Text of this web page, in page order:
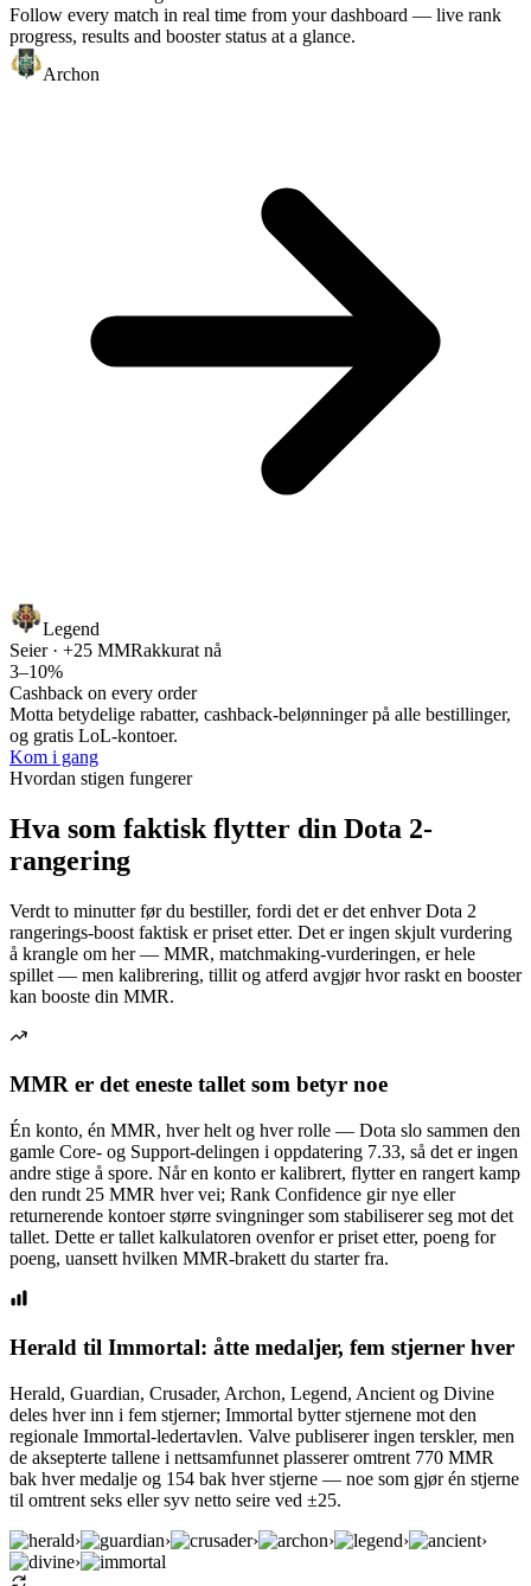
Follow every match in real time from your dashboard — live rank
progress, results and booster status at a glance.
Archon
Legend
Seier · +25 MMRakkurat nå
3–10%
Cashback on every order
Motta betydelige rabatter, cashback-belønninger på alle bestillinger,
og gratis LoL-kontoer.
Kom i gang
Hvordan stigen fungerer
Hva som faktisk flytter din Dota 2-
rangering
Verdt to minutter før du bestiller, fordi det er det enhver Dota 2
rangerings-boost faktisk er priset etter. Det er ingen skjult vurdering
å krangle om her — MMR, matchmaking-vurderingen, er hele
spillet — men kalibrering, tillit og atferd avgjør hvor raskt en booster
kan booste din MMR.
MMR er det eneste tallet som betyr noe
Én konto, én MMR, hver helt og hver rolle — Dota slo sammen den
gamle Core- og Support-delingen i oppdatering 7.33, så det er ingen
andre stige å spore. Når en konto er kalibrert, flytter en rangert kamp
den rundt 25 MMR hver vei; Rank Confidence gir nye eller
returnerende kontoer større svingninger som stabiliserer seg mot det
tallet. Dette er tallet kalkulatoren ovenfor er priset etter, poeng for
poeng, uansett hvilken MMR-brakett du starter fra.
Herald til Immortal: åtte medaljer, fem stjerner hver
Herald, Guardian, Crusader, Archon, Legend, Ancient og Divine
deles hver inn i fem stjerner; Immortal bytter stjernene mot den
regionale Immortal-ledertavlen. Valve publiserer ingen terskler, men
de aksepterte tallene i nettsamfunnet plasserer omtrent 770 MMR
bak hver medalje og 154 bak hver stjerne — noe som gjør én stjerne
til omtrent seks eller syv netto seire ved ±25.
›
› › › ›
›
›